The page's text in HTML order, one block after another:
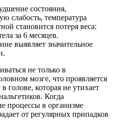
состояния,
слабость, температура
становится потеря веса:
за 6 месяцев.
выявляет значительное
не только в
мозге, что проявляется
голове, которая не утихает
Когда
процессы в организме
от регулярных припадков